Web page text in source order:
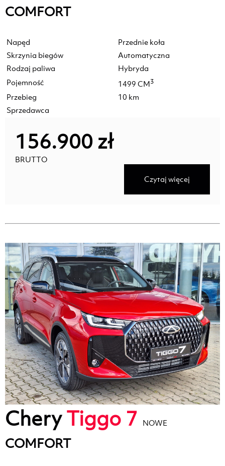
COMFORT
Napęd
Przednie koła
Skrzynia biegów
Automatyczna
Rodzaj paliwa
Hybryda
Pojemność
1499 CM3
Przebieg
10 km
Sprzedawca
156.900 zł
BRUTTO
Czytaj więcej
CheryTiggo 7 NOWE
COMFORT